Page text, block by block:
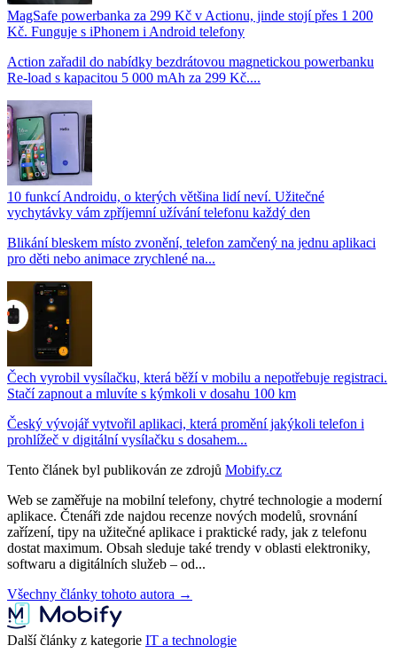
MagSafe powerbanka za 299 Kč v Actionu, jinde stojí přes 1 200
Kč. Funguje s iPhonem i Android telefony
Action zařadil do nabídky bezdrátovou magnetickou powerbanku
Re-load s kapacitou 5 000 mAh za 299 Kč....
10 funkcí Androidu, o kterých většina lidí neví. Užitečné
vychytávky vám zpříjemní užívání telefonu každý den
Blikání bleskem místo zvonění, telefon zamčený na jednu aplikaci
pro děti nebo animace zrychlené na...
Čech vyrobil vysílačku, která běží v mobilu a nepotřebuje registraci.
Stačí zapnout a mluvíte s kýmkoli v dosahu 100 km
Český vývojář vytvořil aplikaci, která promění jakýkoli telefon i
prohlížeč v digitální vysílačku s dosahem...
Tento článek byl publikován ze zdrojů Mobify.cz
Web se zaměřuje na mobilní telefony, chytré technologie a moderní
aplikace. Čtenáři zde najdou recenze nových modelů, srovnání
zařízení, tipy na užitečné aplikace i praktické rady, jak z telefonu
dostat maximum. Obsah sleduje také trendy v oblasti elektroniky,
softwaru a digitálních služeb – od...
Všechny články tohoto autora →
Další články z kategorie IT a technologie